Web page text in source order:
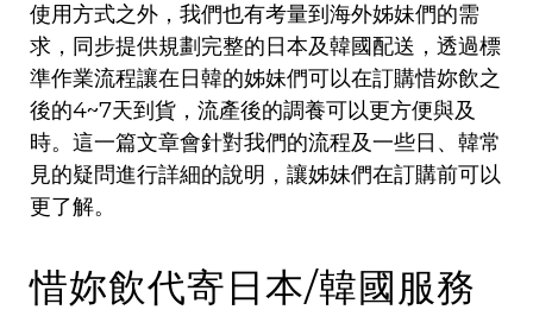
使用方式之外，我們也有考量到海外姊妹們的需
求，同步提供規劃完整的日本及韓國配送，透過標
準作業流程讓在日韓的姊妹們可以在訂購惜妳飲之
後的4~7天到貨，流產後的調養可以更方便與及
時。這一篇文章會針對我們的流程及一些日、韓常
見的疑問進行詳細的說明，讓姊妹們在訂購前可以
更了解。
惜妳飲代寄日本/韓國服務